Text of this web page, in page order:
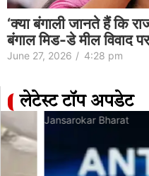
‘क्या बंगाली जानते हैं कि
बंगाल मिड-डे मील विवाद
June 27, 2026 / 4:28 pm
लेटेस्ट टॉप अपडेट
Jansarokar Bharat